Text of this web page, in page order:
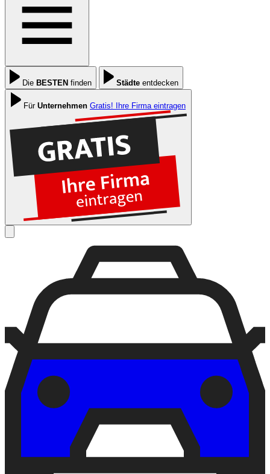
Die BESTEN finden Städte entdecken
Für Unternehmen Gratis! Ihre Firma eintragen